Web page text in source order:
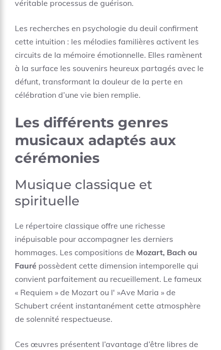
véritable processus de guérison.
Les recherches en psychologie du deuil confirment
cette intuition : les mélodies familières activent les
circuits de la mémoire émotionnelle. Elles ramènent
à la surface les souvenirs heureux partagés avec le
défunt, transformant la douleur de la perte en
célébration d’une vie bien remplie.
Les différents genres
musicaux adaptés aux
cérémonies
Musique classique et
spirituelle
Le répertoire classique offre une richesse
inépuisable pour accompagner les derniers
hommages. Les compositions de Mozart, Bach ou
Fauré possèdent cette dimension intemporelle qui
convient parfaitement au recueillement. Le fameux
« Requiem » de Mozart ou l' »Ave Maria » de
Schubert créent instantanément cette atmosphère
de solennité respectueuse.
Ces œuvres présentent l’avantage d’être libres de